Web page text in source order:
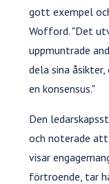
gott exempel
Wofford. "Det
uppmuntrade
dela sina
en konsensus."
Den
och noterade
visar
förtroende, tar